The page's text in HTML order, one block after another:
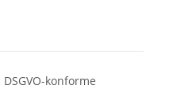
konforme